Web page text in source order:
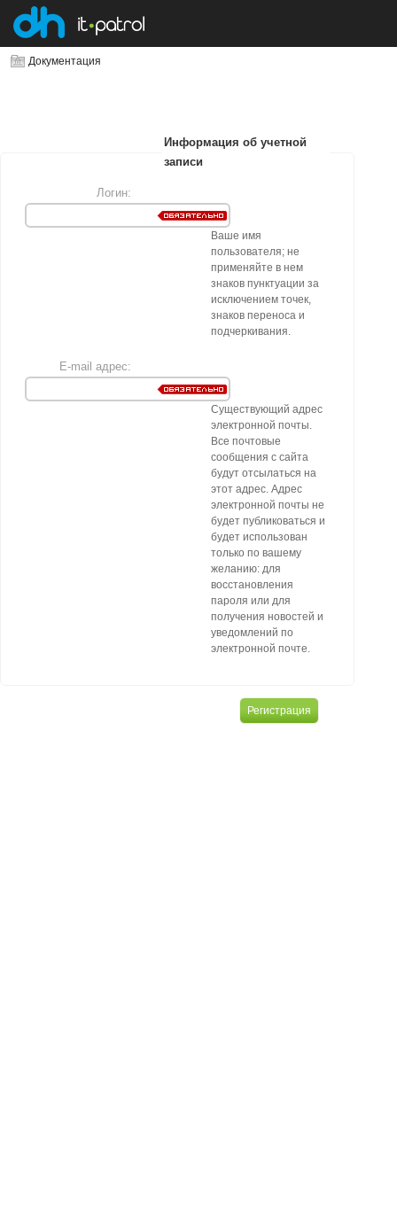
Документация
Информация об учетной
записи
Логин:
Ваше имя
пользователя; не
применяйте в нем
знаков пунктуации за
исключением точек,
знаков переноса и
подчеркивания.
E-mail адрес:
Существующий адрес
электронной почты.
Все почтовые
сообщения с сайта
будут отсылаться на
этот адрес. Адрес
электронной почты не
будет публиковаться и
будет использован
только по вашему
желанию: для
восстановления
пароля или для
получения новостей и
уведомлений по
электронной почте.